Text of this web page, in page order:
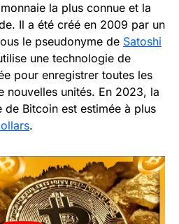
la plus connue et la
Il a été créé en 2009 par un
le pseudonyme de Satoshi
une technologie de
pour enregistrer toutes les
nouvelles unités. En 2023, la
Bitcoin est estimée à plus
.